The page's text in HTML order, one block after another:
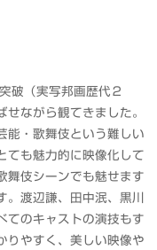
破（実写邦画歴代２
せながら観てきました。
能・歌舞伎という難しい
ても魅力的に映像化して
舞伎シーンでも魅せます
渡辺謙、田中泯、黒川
てのキャストの演技もす
りやすく、美しい映像や